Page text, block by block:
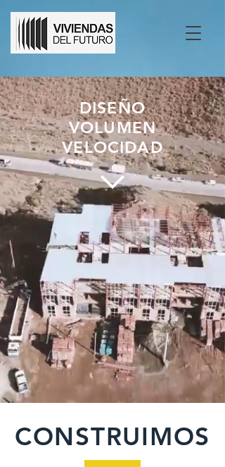
DISEÑO
VOLUMEN
VELOCIDAD
CONSTRUIMOS